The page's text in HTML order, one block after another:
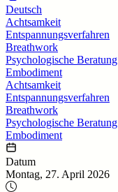
Deutsch
Achtsamkeit
Entspannungsverfahren
Breathwork
Psychologische Beratung
Embodiment
Achtsamkeit
Entspannungsverfahren
Breathwork
Psychologische Beratung
Embodiment
Datum
Montag, 27. April 2026